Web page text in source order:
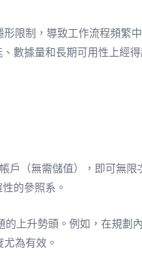
限制，導致工作流程頻繁
數據量和長期可用性上經
戶（無需儲值），即可無限
的參照系。
上升勢頭。例如，在規劃
為有效。